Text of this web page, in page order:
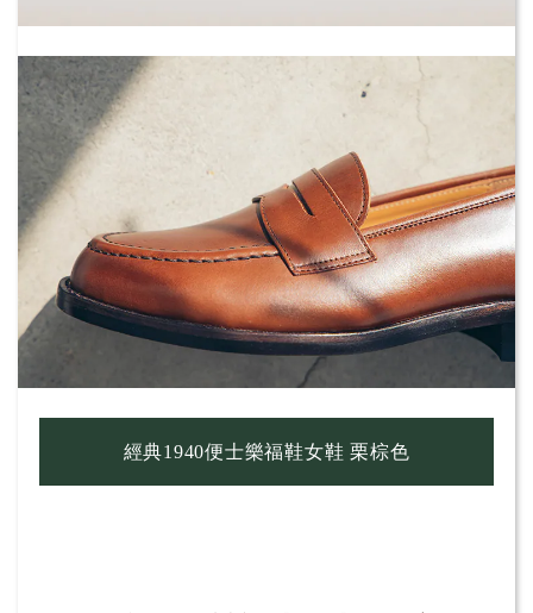
經典1940便士樂福鞋女鞋 栗棕色